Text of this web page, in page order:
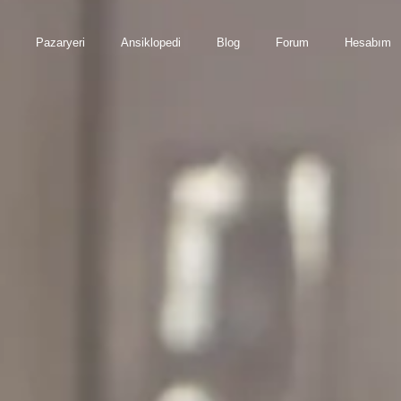
Pazaryeri Ansiklopedi Blog Forum Hesabım